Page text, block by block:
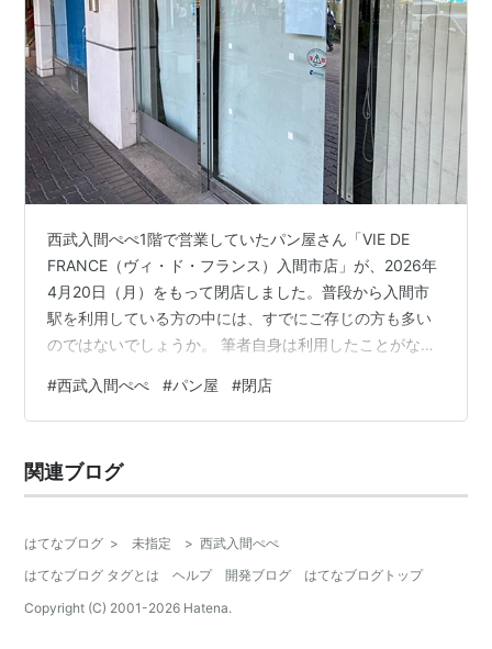
西武入間ぺぺ1階で営業していたパン屋さん「VIE DE
FRANCE（ヴィ・ド・フランス）入間市店」が、2026年
4月20日（月）をもって閉店しました。普段から入間市
駅を利用している方の中には、すでにご存じの方も多い
のではないでしょうか。 筆者自身は利用したことがなか
と気になっていたお店でした。イートインスペースで
は、ご年配の方がゆったりと過ごしている姿をよく見か
便利な立地もあり、通勤・通学の途中や買い物の合間に
立ち寄れるベーカリーカフェとして親しまれてきまし
#西武入間ぺぺ #パン屋 #閉店
関連ブログ
はてなブログ > 未指定 > 西武入間ぺぺ
はてなブログ タグとは
ヘルプ 開発ブログ
はてなブログトップ
Copyright (C) 2001-2026 Hatena.